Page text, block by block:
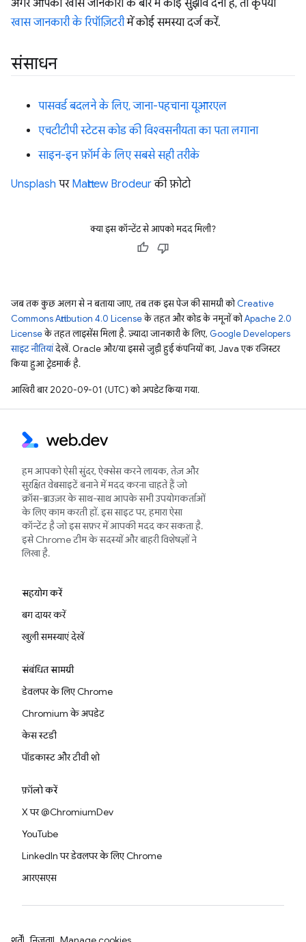
अगर आपको खास जानकारी के बारे में कोई सुझाव देना है, तो कृपया
खास जानकारी के रिपॉज़िटरीमें कोई समस्या दर्ज करें.
संसाधन
पासवर्ड बदलने के लिए, जाना-पहचाना यूआरएल
एचटीटीपी स्टेटस कोड की विश्वसनीयता का पता लगाना
साइन-इन फ़ॉर्म के लिए सबसे सही तरीके
Unsplash पर Matthew Brodeurकी फ़ोटो
क्या इस कॉन्टेंट से आपको मदद मिली?
जब तक कुछ अलग से न बताया जाए, तब तक इस पेज की सामग्री कोCreative
Commons Attribution 4.0 Licenseके तहत और कोड के नमूनों कोApache 2.0
Licenseके तहत लाइसेंस मिला है. ज़्यादा जानकारी के लिए, Google Developers
साइट नीतियांदेखें. Oracle और/या इससे जुड़ी हुई कंपनियों का, Java एक रजिस्टर
किया हुआ ट्रेडमार्क है.
आखिरी बार 2020-09-01 (UTC) को अपडेट किया गया.
हम आपको ऐसी सुंदर, ऐक्सेस करने लायक, तेज़ और
सुरक्षित वेबसाइटें बनाने में मदद करना चाहते हैं जो
क्रॉस-ब्राउज़र के साथ-साथ आपके सभी उपयोगकर्ताओं
के लिए काम करती हों. इस साइट पर, हमारा ऐसा
कॉन्टेंट है जो इस सफ़र में आपकी मदद कर सकता है.
इसे Chrome टीम के सदस्यों और बाहरी विशेषज्ञों ने
लिखा है.
सहयोग करें
बग दायर करें
खुली समस्याएं देखें
संबंधित सामग्री
डेवलपर के लिए Chrome
Chromium के अपडेट
केस स्टडी
पॉडकास्ट और टीवी शो
फ़ॉलो करें
X पर @ChromiumDev
YouTube
LinkedIn पर डेवलपर के लिए Chrome
आरएसएस